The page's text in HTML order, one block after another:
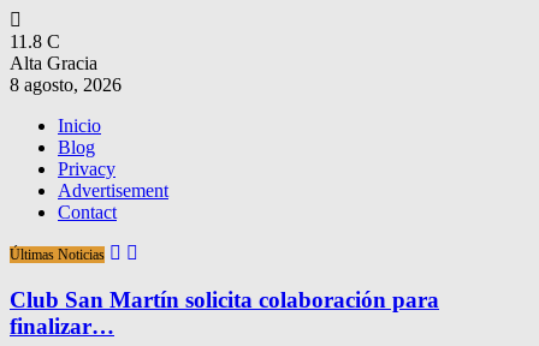
11.8 C
Alta Gracia
8 agosto, 2026
Inicio
Blog
Privacy
Advertisement
Contact
Últimas Noticias
Club San Martín solicita colaboración para
finalizar…